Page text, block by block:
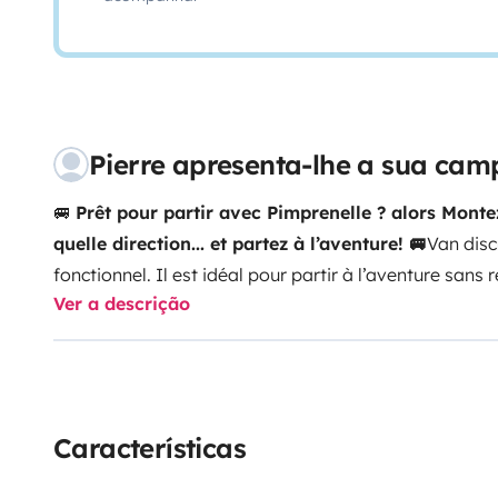
Pierre apresenta-lhe a sua
🚐 Prêt pour partir avec Pimprenelle ? alors
quelle direction... et partez à l’aventure! 🚐Van
fonctionnel. Il est idéal pour partir à l’aventure sans
enfants. Etonnamment spacieux à l’intérieur, il se
bord, vous trouverez :Un lit confortable 120/190.
fournis!Nombreux rangements pour garder l’espace
Ver a descrição
Características